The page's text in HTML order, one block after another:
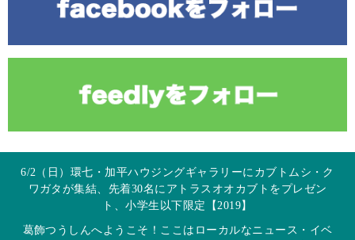
6/2（日）環七・加平ハウジングギャラリーにカブトムシ・ク
ワガタが集結、先着30名にアトラスオオカブトをプレゼン
ト、小学生以下限定【2019】
葛飾つうしんへようこそ！ここはローカルなニュース・イベ